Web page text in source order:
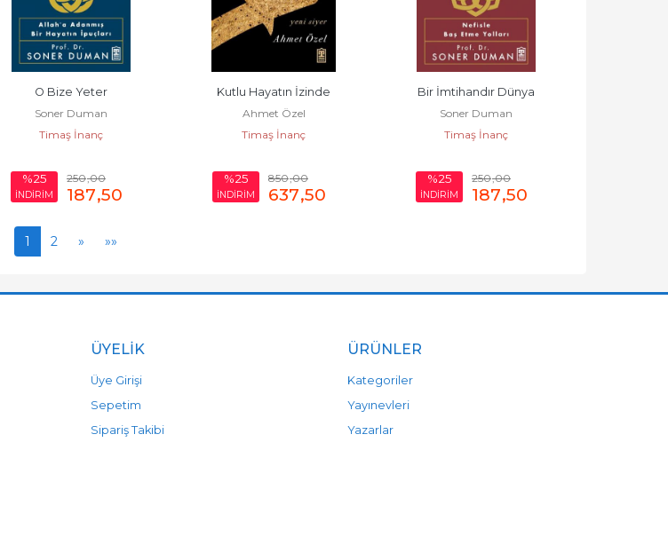
O Bize Yeter
Soner Duman
Timaş İnanç
%25
İNDİRİM
250,00
187,50
Kutlu Hayatın İzinde
Ahmet Özel
Timaş İnanç
%25
İNDİRİM
850,00
637,50
Bir İmtihandır Dünya
Soner Duman
Timaş İnanç
%25
İNDİRİM
250,00
187,50
1 2 » »»
ÜYELIK
Üye Girişi
Sepetim
Sipariş Takibi
ÜRÜNLER
Kategoriler
Yayınevleri
Yazarlar